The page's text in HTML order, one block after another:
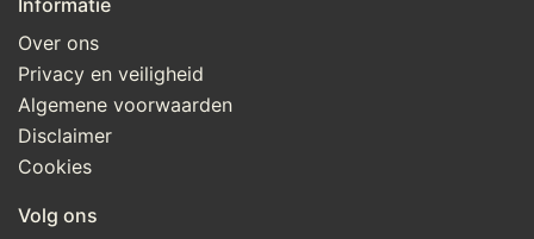
Informatie
Over ons
Privacy en veiligheid
Algemene voorwaarden
Disclaimer
Cookies
Volg ons